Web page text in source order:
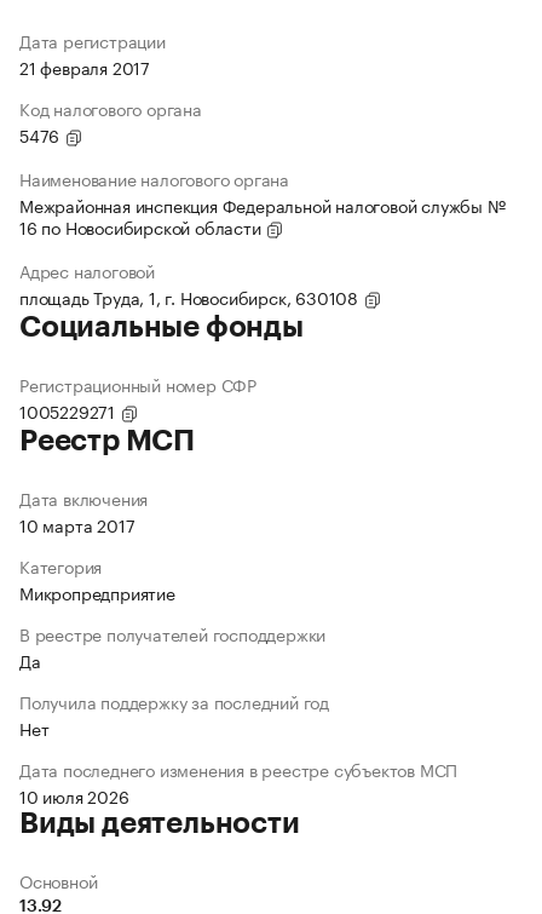
Дата регистрации
21 февраля 2017
Код налогового органа
5476
Наименование налогового органа
Межрайонная инспекция Федеральной налоговой службы №
16 по Новосибирской области
Адрес налоговой
площадь Труда, 1, г. Новосибирск, 630108
Социальные фонды
Регистрационный номер СФР
1005229271
Реестр МСП
Дата включения
10 марта 2017
Категория
Микропредприятие
В реестре получателей господдержки
Да
Получила поддержку за последний год
Нет
Дата последнего изменения в реестре субъектов МСП
10 июля 2026
Виды деятельности
Основной
13.92